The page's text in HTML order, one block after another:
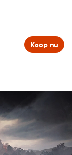
Koop nu